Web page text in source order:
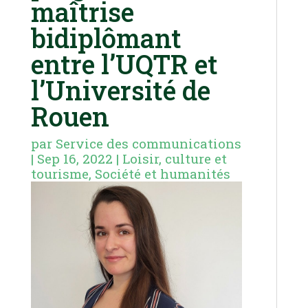
maîtrise
bidiplômant
entre l’UQTR et
l’Université de
Rouen
par Service des communications
| Sep 16, 2022 | Loisir, culture et
tourisme, Société et humanités